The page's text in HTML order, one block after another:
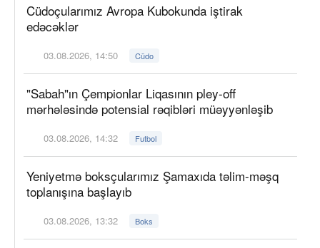
Cüdoçularımız Avropa Kubokunda iştirak
edəcəklər
03.08.2026, 14:50 Cüdo
"Sabah"ın Çempionlar Liqasının pley-off
mərhələsində potensial rəqibləri müəyyənləşib
03.08.2026, 14:32 Futbol
Yeniyetmə boksçularımız Şamaxıda təlim-məşq
toplanışına başlayıb
03.08.2026, 13:32 Boks